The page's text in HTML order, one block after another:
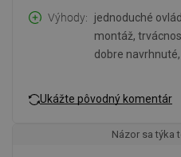
Výhody
jednoduché
montáž,
dobre navrhnuté,
Ukážte pôvodný komentár
Názor sa týka